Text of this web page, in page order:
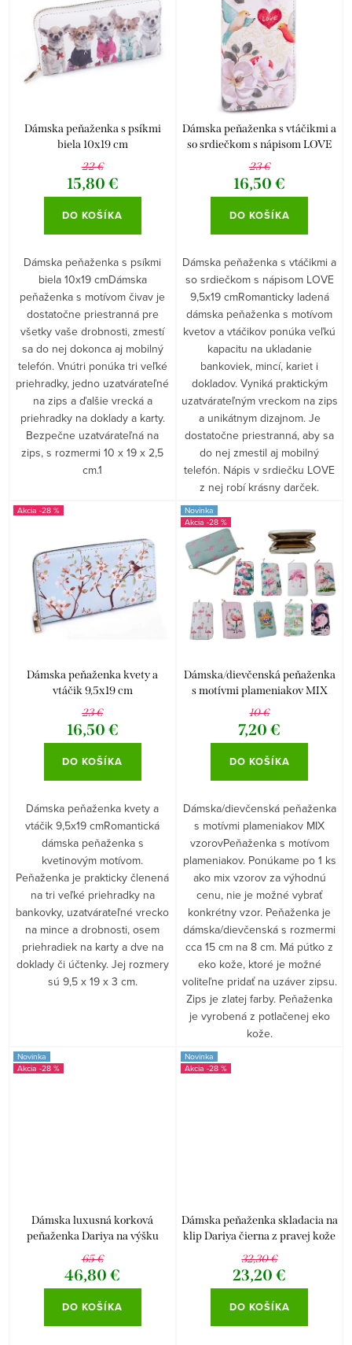
d
k
r
d
v
Abecedne
Dámska peňaženka s psíkmi
biela 10x19 cm
22 €
15,80 €
DO KOŠÍKA
Dámska peňaženka s psíkmi
biela 10x19 cmDámska
peňaženka s motívom čivav je
dostatočne priestranná pre
všetky vaše drobnosti, zmestí
sa do nej dokonca aj mobilný
telefón. Vnútri ponúka tri veľké
priehradky, jedno uzatvárateľné
na zips a ďalšie vrecká a
priehradky na doklady a karty.
Bezpečne uzatvárateľná na
zips, s rozmermi 10 x 19 x 2,5
cm.1
Dámska peňaženka s vtáčikmi a
so srdiečkom s nápisom LOVE
9,5x19 cm
23 €
16,50 €
DO KOŠÍKA
Dámska peňaženka s vtáčikmi a
so srdiečkom s nápisom LOVE
9,5x19 cmRomanticky ladená
dámska peňaženka s motívom
kvetov a vtáčikov ponúka veľkú
kapacitu na ukladanie
bankoviek, mincí, kariet i
dokladov. Vyniká praktickým
uzatvárateľným vreckom na zips
a unikátnym dizajnom. Je
dostatočne priestranná, aby sa
do nej zmestil aj mobilný
telefón. Nápis v srdiečku LOVE
z nej robí krásny darček.
-28 %
Dámska peňaženka kvety a
vtáčik 9,5x19 cm
23 €
16,50 €
DO KOŠÍKA
Dámska peňaženka kvety a
vtáčik 9,5x19 cmRomantická
dámska peňaženka s
kvetinovým motívom.
Peňaženka je prakticky členená
na tri veľké priehradky na
bankovky, uzatvárateľné vrecko
na mince a drobnosti, osem
priehradiek na karty a dve na
doklady či účtenky. Jej rozmery
sú 9,5 x 19 x 3 cm.
Novinka
-28 %
Dámska/dievčenská peňaženka
s motívmi plameniakov MIX
vzorov
10 €
7,20 €
DO KOŠÍKA
Dámska/dievčenská peňaženka
s motívmi plameniakov MIX
vzorovPeňaženka s motívom
plameniakov. Ponúkame po 1 ks
ako mix vzorov za výhodnú
cenu, nie je možné vybrať
konkrétny vzor. Peňaženka je
dámska/dievčenská s rozmermi
cca 15 cm na 8 cm. Má pútko z
eko kože, ktoré je možné
voliteľne pridať na uzáver zipsu.
Zips je zlatej farby. Peňaženka
je vyrobená z potlačenej eko
kože.
Novinka
-28 %
Dámska luxusná korková
peňaženka Dariya na výšku
65 €
46,80 €
DO KOŠÍKA
Novinka
-28 %
Dámska peňaženka skladacia na
klip Dariya čierna z pravej kože
32,30 €
23,20 €
DO KOŠÍKA